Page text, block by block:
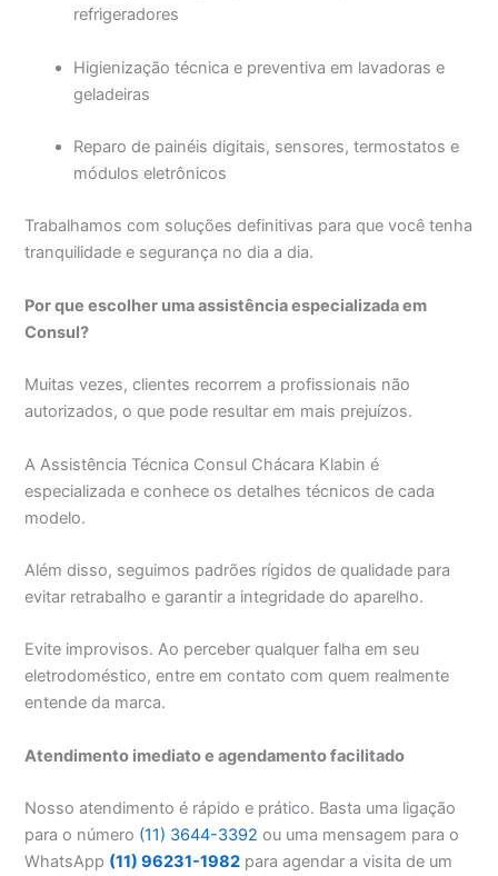
refrigeradores
Higienização técnica e preventiva em lavadoras e
geladeiras
Reparo de painéis digitais, sensores, termostatos e
módulos eletrônicos
Trabalhamos com soluções definitivas para que você tenha
tranquilidade e segurança no dia a dia.
Por que escolher uma assistência especializada em
Consul?
Muitas vezes, clientes recorrem a profissionais não
autorizados, o que pode resultar em mais prejuízos.
A Assistência Técnica Consul Chácara Klabin é
especializada e conhece os detalhes técnicos de cada
modelo.
Além disso, seguimos padrões rígidos de qualidade para
evitar retrabalho e garantir a integridade do aparelho.
Evite improvisos. Ao perceber qualquer falha em seu
eletrodoméstico, entre em contato com quem realmente
entende da marca.
Atendimento imediato e agendamento facilitado
Nosso atendimento é rápido e prático. Basta uma ligação
para o número (11) 3644-3392 ou uma mensagem para o
WhatsApp (11) 96231-1982 para agendar a visita de um